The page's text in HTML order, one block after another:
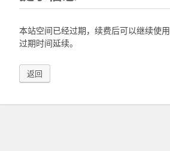
本站空间已经过期，续费后可以继续使
过期时间延续。
返回